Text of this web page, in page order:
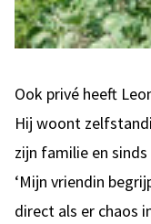
Ook privé heeft
Hij woont
zijn familie en
‘Mijn vriendin
direct als er chaos